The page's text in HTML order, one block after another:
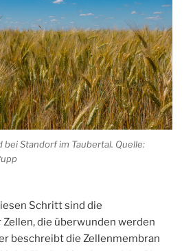
bei Standorf im Taubertal. Quelle:
Schritt sind die
die überwunden werden
beschreibt die Zellenmembran